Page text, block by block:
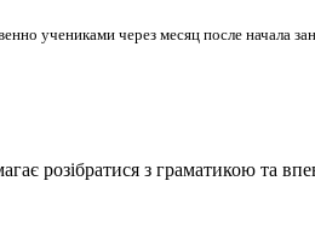
учениками через месяц после начала
розібратися з граматикою та